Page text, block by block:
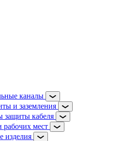
каналы
и заземления
защиты кабеля
рабочих мест
изделия